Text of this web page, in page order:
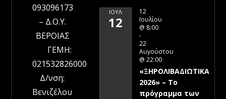
093096173
– Δ.Ο.Υ.
ΒΕΡΟΙΑΣ
ΓΕΜΗ:
021532826000
Δ/νση:
Βενιζέλου
ΙΟΎΛ
12
12
Ιουλίου
@ 8:00
-
22
Αυγούστου
@ 22:00
«ΞΗΡΟΛΙΒΑΔΙΩΤΙΚΑ
2026» – To
πρόγραμμα των